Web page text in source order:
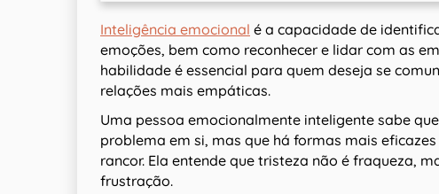
Inteligência emocional é a capacidade de
emoções, bem como reconhecer e lidar com as
habilidade é essencial para quem deseja se
relações mais empáticas.
Uma pessoa emocionalmente inteligente sabe
problema em si, mas que há formas mais
rancor. Ela entende que tristeza não é fraqueza,
frustração.